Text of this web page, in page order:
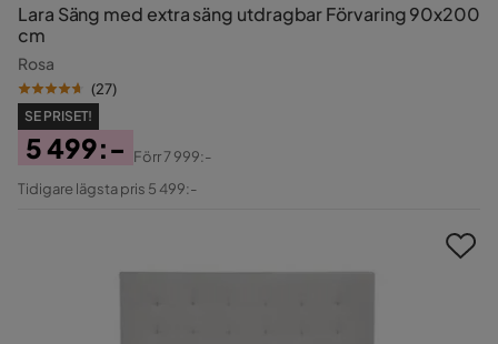
Lara Säng med extra säng utdragbar Förvaring 90x200
cm
Rosa
(27)
SE PRISET!
Pris
5 499:-
Original
Förr7 999:-
Tidigare lägsta pris 5 499:-